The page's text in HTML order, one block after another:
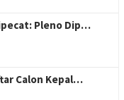
Pleno Dip…
Calon Kepal…